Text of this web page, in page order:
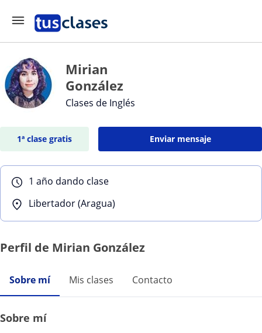
Mirian
González
Clases de Inglés
1ª clase gratis Enviar mensaje
1 año dando clase
Libertador (Aragua)
Perfil de Mirian González
Sobre mí Mis clases Contacto
Sobre mí